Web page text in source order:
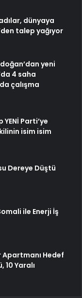
dünyaya
talep yağıyor
yeni
4 saha
çalışma
Parti’ye
isim isim
Dereye Düştü
ile Enerji İş
Apartmanı Hedef
10 Yaralı